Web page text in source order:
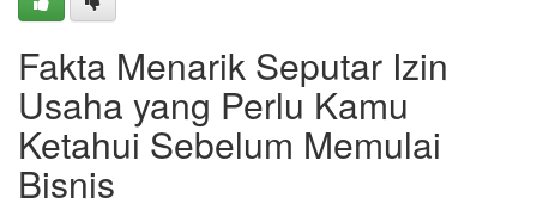
Fakta Menarik Seputar Izin
Usaha yang Perlu Kamu
Ketahui Sebelum Memulai
Bisnis